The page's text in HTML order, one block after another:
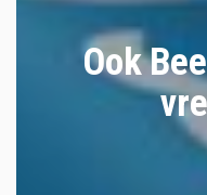
Ook